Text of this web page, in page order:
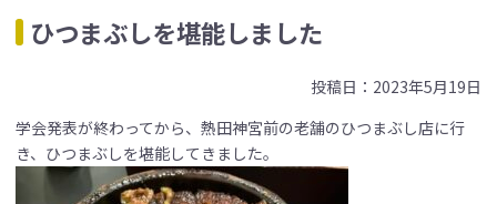
ひつまぶしを堪能しました
投稿日：2023年5月19日
学会発表が終わってから、熱田神宮前の老舗のひつまぶし店に行
き、ひつまぶしを堪能してきました。